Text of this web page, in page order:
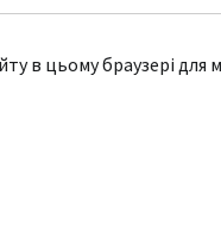
в цьому браузері для